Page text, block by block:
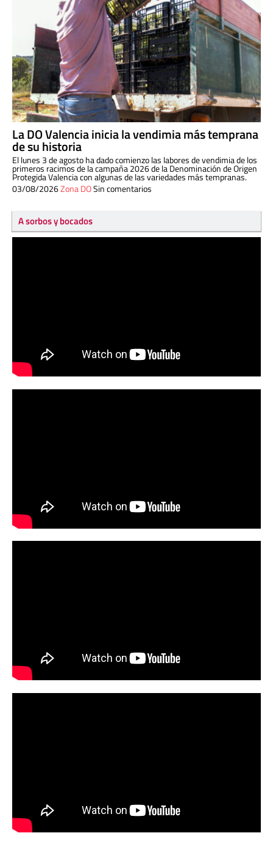
La DO Valencia inicia la vendimia más temprana
de su historia
El lunes 3 de agosto ha dado comienzo las labores de vendimia de los
primeros racimos de la campaña 2026 de la Denominación de Origen
Protegida Valencia con algunas de las variedades más tempranas.
03/08/2026Zona DOSin comentarios
A sorbos y bocados